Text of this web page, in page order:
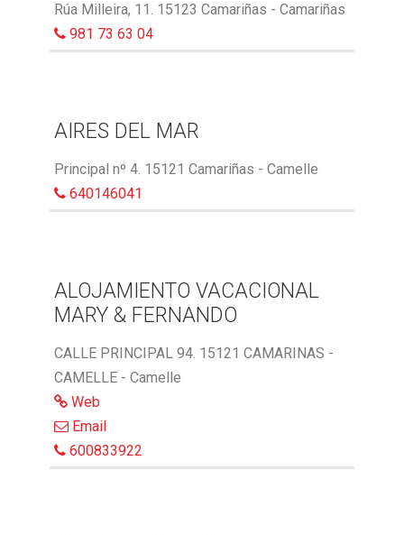
Rúa Milleira, 11. 15123 Camariñas - Camariñas
981 73 63 04
AIRES DEL MAR
Principal nº 4. 15121 Camariñas - Camelle
640146041
ALOJAMIENTO VACACIONAL
MARY & FERNANDO
CALLE PRINCIPAL 94. 15121 CAMARINAS -
CAMELLE - Camelle
Web
Email
600833922